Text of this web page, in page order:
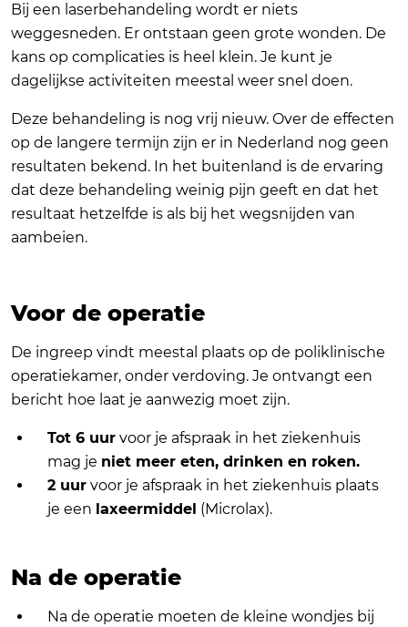
Bij een laserbehandeling wordt er niets
weggesneden. Er ontstaan geen grote wonden. De
kans op complicaties is heel klein. Je kunt je
dagelijkse activiteiten meestal weer snel doen.
Deze behandeling is nog vrij nieuw. Over de effecten
op de langere termijn zijn er in Nederland nog geen
resultaten bekend. In het buitenland is de ervaring
dat deze behandeling weinig pijn geeft en dat het
resultaat hetzelfde is als bij het wegsnijden van
aambeien.
Voor de operatie
De ingreep vindt meestal plaats op de poliklinische
operatiekamer, onder verdoving. Je ontvangt een
bericht hoe laat je aanwezig moet zijn.
Tot 6 uur voor je afspraak in het ziekenhuis
mag je niet meer eten, drinken en roken.
2 uur voor je afspraak in het ziekenhuis plaats
je een laxeermiddel (Microlax).
Na de operatie
Na de operatie moeten de kleine wondjes bij